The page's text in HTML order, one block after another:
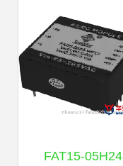
FAT15-05H24